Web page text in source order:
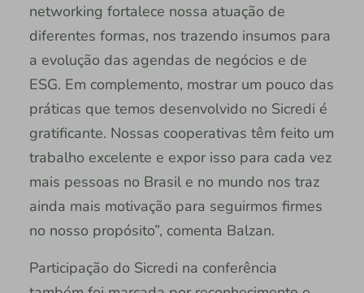
networking fortalece nossa atuação de
diferentes formas, nos trazendo insumos para
a evolução das agendas de negócios e de
ESG. Em complemento, mostrar um pouco das
práticas que temos desenvolvido no Sicredi é
gratificante. Nossas cooperativas têm feito um
trabalho excelente e expor isso para cada vez
mais pessoas no Brasil e no mundo nos traz
ainda mais motivação para seguirmos firmes
no nosso propósito”, comenta Balzan.
Participação do Sicredi na conferência